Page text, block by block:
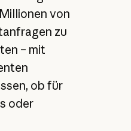
von
zu
– mit
ob für
oder